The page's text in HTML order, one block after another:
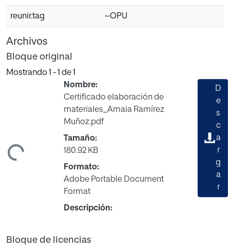
reunir.tag ~OPU
Archivos
Bloque original
Mostrando 1 - 1 de 1
Nombre:
Certificado elaboración de
materiales_Amaia Ramírez
Muñoz.pdf
Tamaño:
180.92 KB
Formato:
Adobe Portable Document
Format
Descripción:
D
e
s
c
a
r
g
a
r
Bloque de licencias